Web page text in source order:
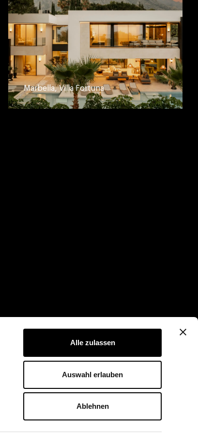
Alle zulassen
Auswahl erlauben
Ablehnen
Marbella, Villa Fortuna